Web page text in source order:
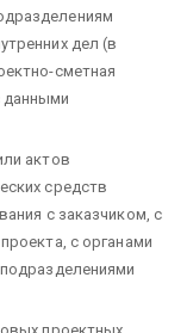
дел (в
сметная
данными
актов
средств
с заказчиком, с
с органами
проектных